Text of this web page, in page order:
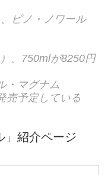
ピノ・ノワール
、750mlが8250円
・マグナム
売予定している
」紹介ページ